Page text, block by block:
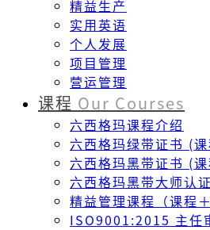
精益生产
实用英语
个人发展
项目管理
营运管理
课程 Our Courses
六西格玛课程介绍
六西格玛绿带证书 (课
六西格玛黑带证书 (课
六西格玛黑带大师认证
精益管理课程（课程＋
ISO9001:2015 主任